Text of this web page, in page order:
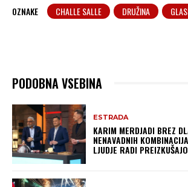
OZNAKE CHALLE SALLE DRUŽINA
PODOBNA VSEBINA
ESTRADA
KARIM MERDJADI BREZ
NENAVADNIH
LJUDJE RADI PREIZKUŠAJO